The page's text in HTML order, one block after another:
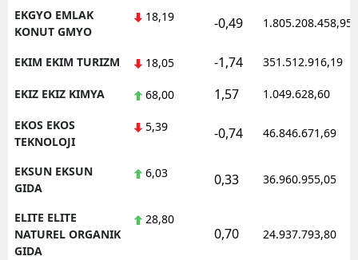
EKGYO EMLAK
KONUT GMYO
18,19 -0,49 1.805.208.458,95
EKIM EKIM TURIZM 18,05 -1,74 351.512.916,19
EKIZ EKIZ KIMYA 68,00 1,57 1.049.628,60
EKOS EKOS
TEKNOLOJI
5,39 -0,74 46.846.671,69
EKSUN EKSUN
GIDA
6,03 0,33 36.960.955,05
ELITE ELITE
NATUREL ORGANIK
GIDA
28,80
0,70 24.937.793,80